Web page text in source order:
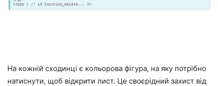
На кожній сходинці є кольорова фігура, на яку потрібно
натиснути, щоб відкрити лист. Це своєрідний захист від